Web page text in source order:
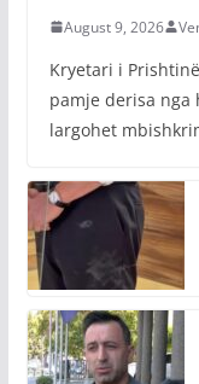
August 9, 2026
Kryetari i
pamje derisa nga
largohet